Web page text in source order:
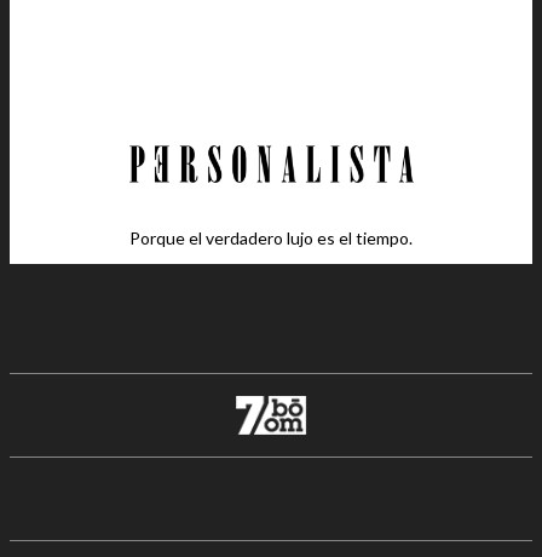
Porque el verdadero lujo es el tiempo.